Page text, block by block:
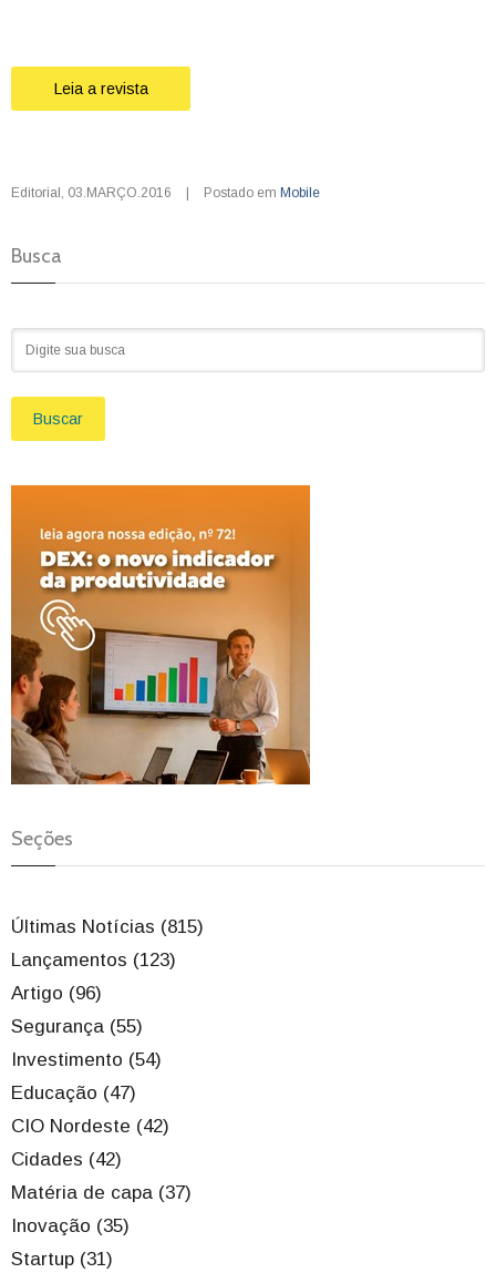
Leia a revista
Editorial 03.MARÇO.2016 | Postado em Mobile
Busca
Buscar
Seções
Últimas Notícias (815)
Lançamentos (123)
Artigo (96)
Segurança (55)
Investimento (54)
Educação (47)
CIO Nordeste (42)
Cidades (42)
Matéria de capa (37)
Inovação (35)
Startup (31)